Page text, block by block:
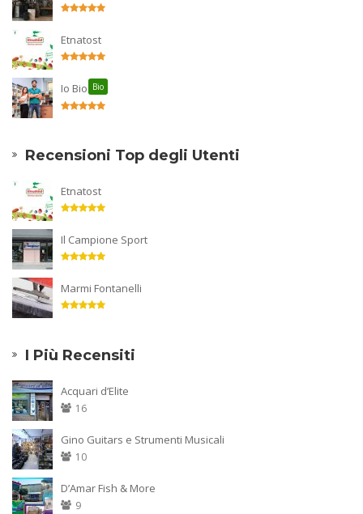
Etnatost
Io Bio Bio
Recensioni Top degli Utenti
Etnatost
Il Campione Sport
Marmi Fontanelli
I Più Recensiti
Acquari d’Elite
16
Gino Guitars e Strumenti Musicali
10
D’Amar Fish & More
9